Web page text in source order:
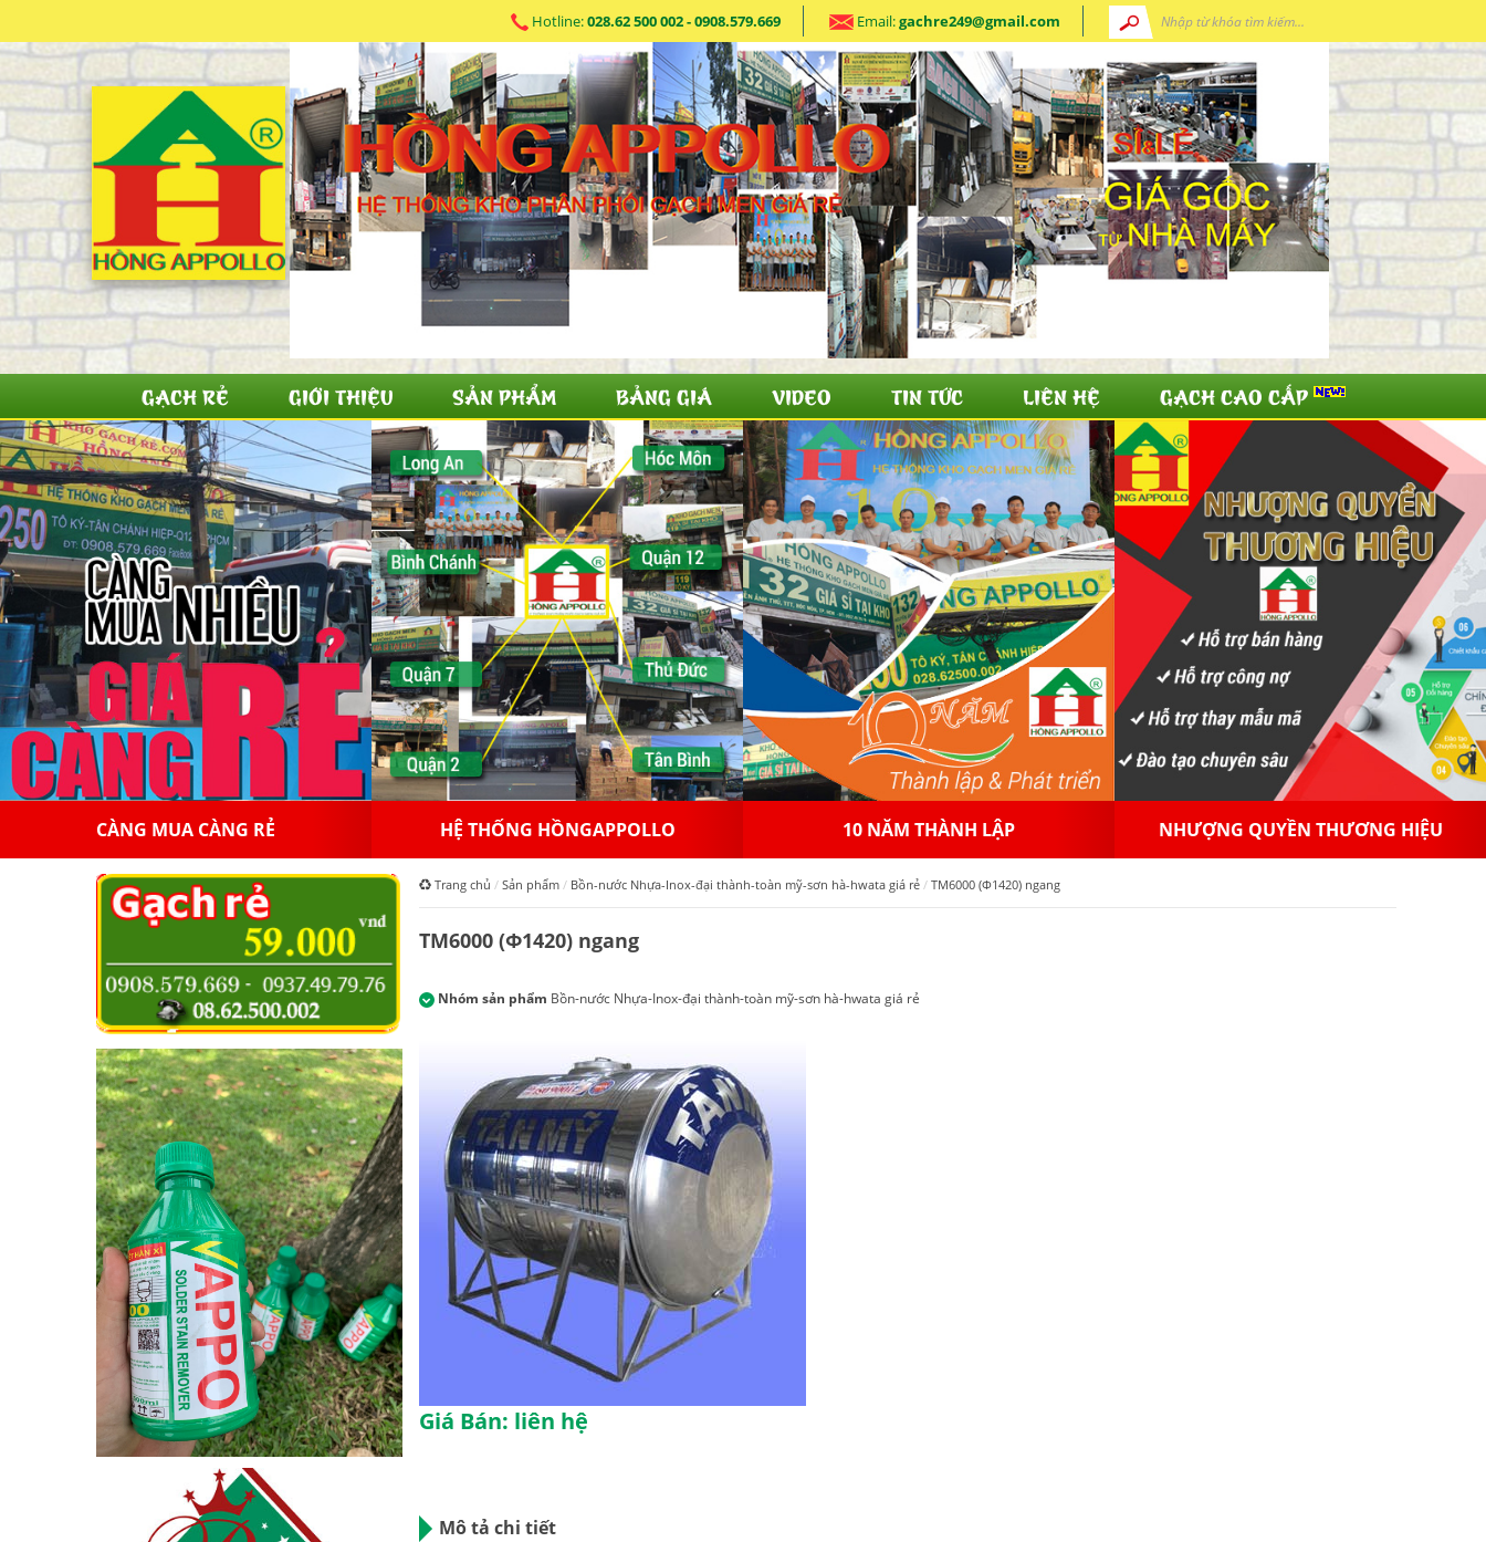
Hotline:028.62 500 002 - 0908.579.669 Email:gachre249@gmail.com
GẠCH RẺ GIỚI THIỆU SẢN PHẨM BẢNG GIÁ VIDEO TIN TỨC LIÊN HỆ GẠCH CAO CẤP
HỆ THỐNG HỒNGAPPOLLO 10 NĂM THÀNH LẬP NHƯỢNG QUYỀN THƯƠNG HIỆU PHÂN PHỐI GẠCH MEN
Trang chủ Sản phẩm Bồn-nước Nhựa-Inox-đại thành-toàn mỹ-sơn hà-hwata giá rẻ TM6000 (Ф1420) ngang
TM6000 (Ф1420) ngang
Nhóm sản phẩm Bồn-nước Nhựa-Inox-đại thành-toàn mỹ-sơn hà-hwata giá rẻ
Giá Bán: liên hệ
Mô tả chi tiết